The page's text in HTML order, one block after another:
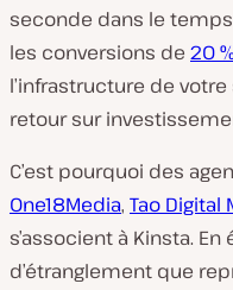
seconde dans le
les conversions de 20
l’infrastructure de
retour sur
C’est pourquoi des
One18Media, Tao Digital
s’associent à Kinsta.
d’étranglement que